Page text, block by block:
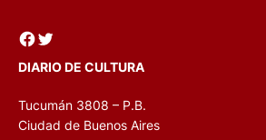
Facebook Twitter
DIARIO DE CULTURA
Tucumán 3808 – P.B.
Ciudad de Buenos Aires